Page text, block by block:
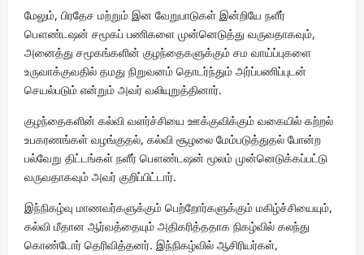
மேலும், பிரதேச மற்றும் இன வேறுபாடுகள் இன்றியே நளீர்
பௌண்டஷன் சமூகப் பணிகளை முன்னெடுத்து வருவதாகவும்,
அனைத்து சமூகங்களின் குழந்தைகளுக்கும் சம வாய்ப்புகளை
உருவாக்குவதில் தமது நிறுவனம் தொடர்ந்தும் அர்ப்பணிப்புடன்
செயல்படும் என்றும் அவர் வலியுறுத்தினார்.
குழந்தைகளின் கல்வி வளர்ச்சியை ஊக்குவிக்கும் வகையில் கற்றல்
உபகரணங்கள் வழங்குதல், கல்வி சூழலை மேம்படுத்துதல் போன்ற
பல்வேறு திட்டங்கள் நளீர் பௌண்டஷன் மூலம் முன்னெடுக்கப்பட்டு
வருவதாகவும் அவர் குறிப்பிட்டார்.
இந்நிகழ்வு மாணவர்களுக்கும் பெற்றோர்களுக்கும் மகிழ்ச்சியையும்,
கல்வி மீதான ஆர்வத்தையும் அதிகரித்ததாக நிகழ்வில் கலந்து
கொண்டோர் தெரிவித்தனர். இந்நிகழ்வில் ஆசிரியர்கள்,